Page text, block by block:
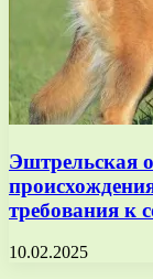
Эштрельская
требования к
10.02.2025